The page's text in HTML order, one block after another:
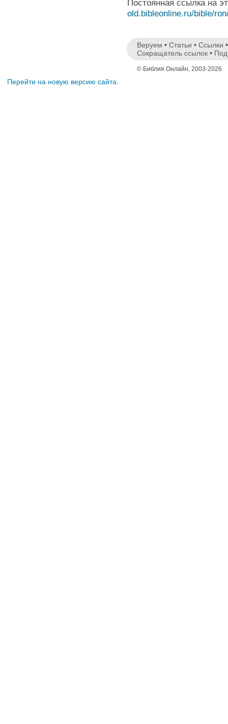
Постоянная ссылка на
old.bibleonline.ru/bible/
Веруем • Статьи • Ссылки
Сокращатель ссылок •
© Библия Онлайн, 2003-2026
Перейти на новую версию сайта.